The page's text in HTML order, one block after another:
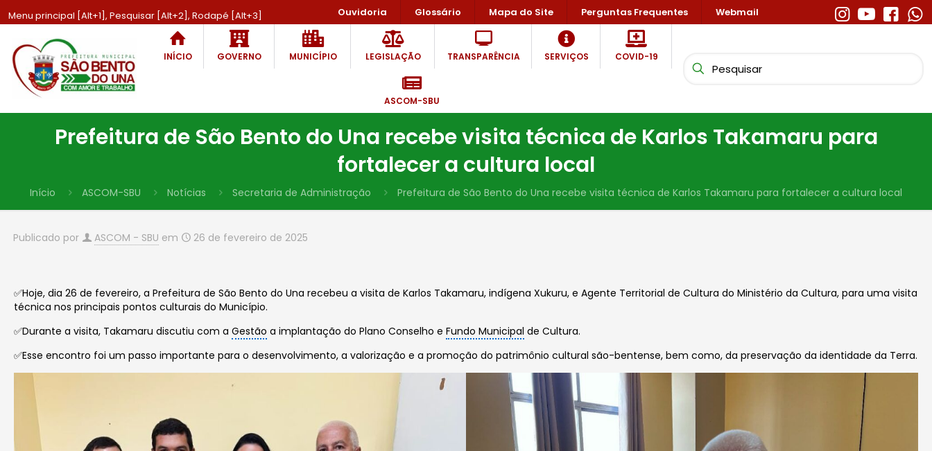
Menu principal [Alt+1], Pesquisar [Alt+2], Rodapé [Alt+3] Ouvidoria Glossário Mapa do Site Perguntas Frequentes Webmail
INÍCIO GOVERNO MUNICÍPIO LEGISLAÇÃO TRANSPARÊNCIA SERVIÇOS COVID-19
ASCOM-SBU
Prefeitura de São Bento do Una recebe visita técnica de Karlos Takamaru para
fortalecer a cultura local
Início ASCOM-SBU Notícias Secretaria de Administração Prefeitura de São Bento do Una recebe visita técnica de Karlos Takamaru para fortalecer a cultura local
Publicado por ASCOM - SBU em 26 de fevereiro de 2025
✅Hoje, dia 26 de fevereiro, a Prefeitura de São Bento do Una recebeu a visita de Karlos Takamaru, indígena Xukuru, e Agente Territorial de Cultura do Ministério da Cultura, para uma visita
técnica nos principais pontos culturais do Município.
✅Durante a visita, Takamaru discutiu com aGestão a implantação do Plano Conselho eFundo Municipal de Cultura.
✅Esse encontro foi um passo importante para o desenvolvimento, a valorização e a promoção do patrimônio cultural são-bentense, bem como, da preservação da identidade da Terra.